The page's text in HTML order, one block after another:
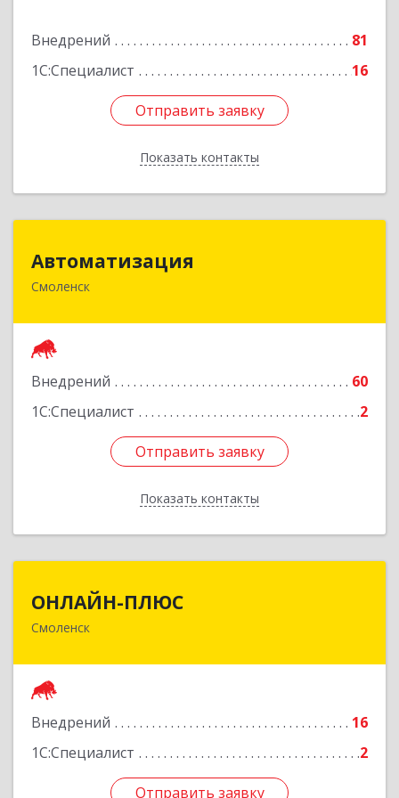
Внедрений
81
1С:Специалист
16
Отправить заявку
Показать контакты
Отправить заявку
Назад
Автоматизация
Смоленск
Внедрений
60
1С:Специалист
2
Отправить заявку
Показать контакты
214019, Смоленская обл, Смоленск г, Марии
Отправить заявку
Назад
ОНЛАЙН-ПЛЮС
Смоленск
Внедрений
16
1С:Специалист
2
Отправить заявку
214000, Смоленская обл, Смоленск г, Гагарина
Отправить заявку